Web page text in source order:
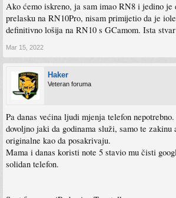
Ako ćemo iskreno, ja sam imao RN8 i jedino
prelasku na RN10Pro, nisam primijetio da je
definitivno lošija na RN10 s GCamom. Ista
Mar 15, 2022
Haker
Veteran foruma
Pa danas većina ljudi mjenja telefon
dovoljno jaki da godinama služi, samo te zakinu
originalne kao da posakrivaju.
Mama i danas koristi note 5 stavio mu čisti
solidan telefon.